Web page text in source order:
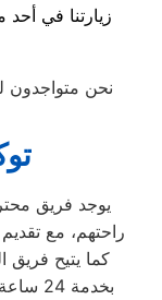
زيارتنا في
نحن متواجدون
يوجد فريق
راحتهم، مع
كما يتيح فريق